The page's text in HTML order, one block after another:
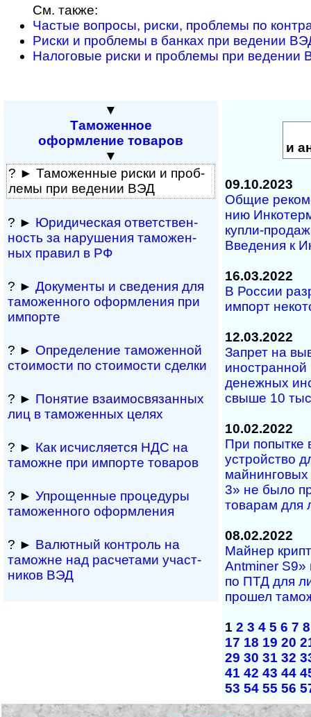
См. также:
Частые вопросы, риски, проблемы по
Риски и проблемы в банках при ведении
Налоговые риски и проблемы при ведении
▼
Таможенное
оформление товаров
▼
? ► Таможенные риски и проб­
лемы при веде­нии ВЭД
? ► Юридическая от­вет­ст­вен­
ность за нару­ше­ния тамо­жен­
ных правил в РФ
? ► Документы и све­де­ния для
тамо­жен­ного офор­м­ле­ния при
импорте
? ► Определение та­мо­жен­ной
сто­и­мо­сти по сто­и­мо­сти сделки
? ► Понятие вза­и­мо­свя­зан­ных
лиц в та­мо­жен­ных целях
? ► Как исчи­сля­ется НДС на
тамо­жне при импо­рте товаров
? ► Упрощенные про­це­ду­ры
тамо­жен­ного офор­м­ления
? ► Валютный конт­роль на
тамо­жне над рас­че­та­ми участ­
ни­ков ВЭД
и
09.10.2023
Общие
нию
куп­ли-­
Вве­де­ния к
16.03.2022
В России
импорт
12.03.2022
Запрет на
денежных
свыше 10
10.02.2022
При попытке
устройство
3» не было
товарам для
08.02.2022
Майнер
Antminer
по ПТД для
прошел
1 2 3 4 5 6 7 8
17 18 19 20
29 30 31 32
41 42 43 44
53 54 55 56